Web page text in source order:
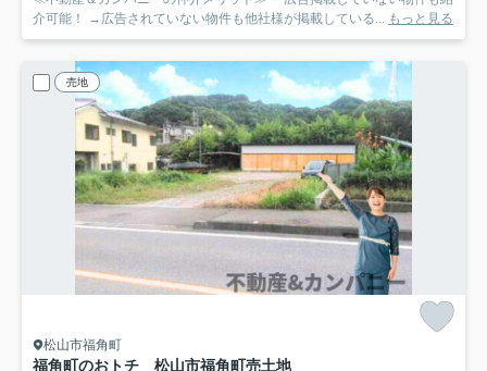
介可能！ →広告されていない物件も他社様が掲載している...
もっと見る
売地
松山市福角町
福角町のおトチ 松山市福角町売土地